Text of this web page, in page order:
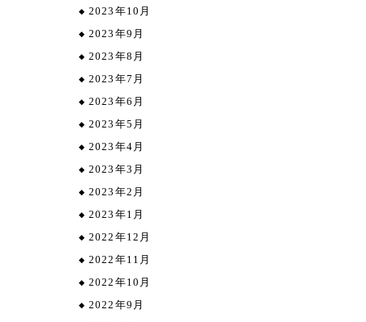
2023年10月
2023年9月
2023年8月
2023年7月
2023年6月
2023年5月
2023年4月
2023年3月
2023年2月
2023年1月
2022年12月
2022年11月
2022年10月
2022年9月